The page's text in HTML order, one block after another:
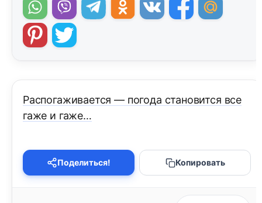
Распогаживается — погода становится все
гаже и гаже…
Поделиться! Копировать